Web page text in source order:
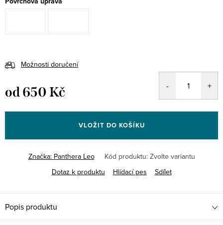
Možnosti doručení
od650 Kč
cena:
VLOŽIT DO KOŠÍKU
Značka: Panthera Leo Kód produktu: Zvolte variantu
Dotaz k produktu
Hlídací pes Sdílet
Popis produktu